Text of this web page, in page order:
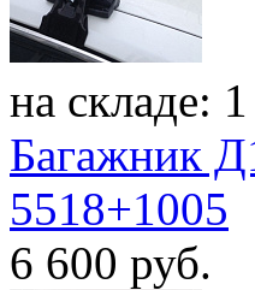
на складе:
Багажник
5518+1005
6 600 руб.